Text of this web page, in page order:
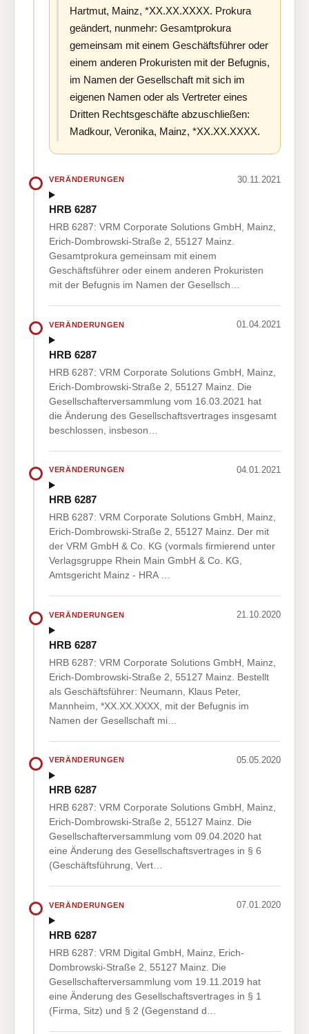
Hartmut, Mainz, *XX.XX.XXXX. Prokura
geändert, nunmehr: Gesamtprokura
gemeinsam mit einem Geschäftsführer oder
einem anderen Prokuristen mit der Befugnis,
im Namen der Gesellschaft mit sich im
eigenen Namen oder als Vertreter eines
Dritten Rechtsgeschäfte abzuschließen:
Madkour, Veronika, Mainz, *XX.XX.XXXX.
VERÄNDERUNGEN 30.11.2021
HRB 6287
HRB 6287: VRM Corporate Solutions GmbH, Mainz,
Erich-Dombrowski-Straße 2, 55127 Mainz.
Gesamtprokura gemeinsam mit einem
Geschäftsführer oder einem anderen Prokuristen
mit der Befugnis im Namen der Gesellsch…
VERÄNDERUNGEN 01.04.2021
HRB 6287
HRB 6287: VRM Corporate Solutions GmbH, Mainz,
Erich-Dombrowski-Straße 2, 55127 Mainz. Die
Gesellschafterversammlung vom 16.03.2021 hat
die Änderung des Gesellschaftsvertrages insgesamt
beschlossen, insbeson…
VERÄNDERUNGEN 04.01.2021
HRB 6287
HRB 6287: VRM Corporate Solutions GmbH, Mainz,
Erich-Dombrowski-Straße 2, 55127 Mainz. Der mit
der VRM GmbH & Co. KG (vormals firmierend unter
Verlagsgruppe Rhein Main GmbH & Co. KG,
Amtsgericht Mainz - HRA …
VERÄNDERUNGEN 21.10.2020
HRB 6287
HRB 6287: VRM Corporate Solutions GmbH, Mainz,
Erich-Dombrowski-Straße 2, 55127 Mainz. Bestellt
als Geschäftsführer: Neumann, Klaus Peter,
Mannheim, *XX.XX.XXXX, mit der Befugnis im
Namen der Gesellschaft mi…
VERÄNDERUNGEN 05.05.2020
HRB 6287
HRB 6287: VRM Corporate Solutions GmbH, Mainz,
Erich-Dombrowski-Straße 2, 55127 Mainz. Die
Gesellschafterversammlung vom 09.04.2020 hat
eine Änderung des Gesellschaftsvertrages in § 6
(Geschäftsführung, Vert…
VERÄNDERUNGEN 07.01.2020
HRB 6287
HRB 6287: VRM Digital GmbH, Mainz, Erich-
Dombrowski-Straße 2, 55127 Mainz. Die
Gesellschafterversammlung vom 19.11.2019 hat
eine Änderung des Gesellschaftsvertrages in § 1
(Firma, Sitz) und § 2 (Gegenstand d…